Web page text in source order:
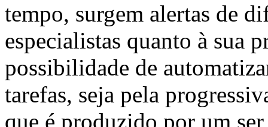
tempo, surgem alertas de
especialistas quanto à sua
possibilidade de
tarefas, seja pela
que é produzido por um